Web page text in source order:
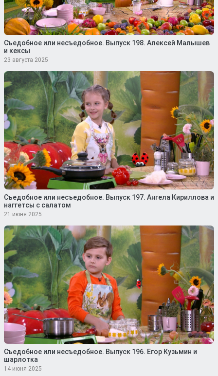
Съедобное или несъедобное. Выпуск 198. Алексей Малышев
и кексы
23 августа 2025
Съедобное или несъедобное. Выпуск 197. Ангела Кириллова и
наггетсы с салатом
21 июня 2025
Съедобное или несъедобное. Выпуск 196. Егор Кузьмин и
шарлотка
14 июня 2025